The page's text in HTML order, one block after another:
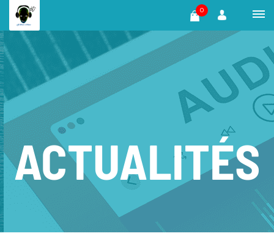
0
ACTUALITÉS